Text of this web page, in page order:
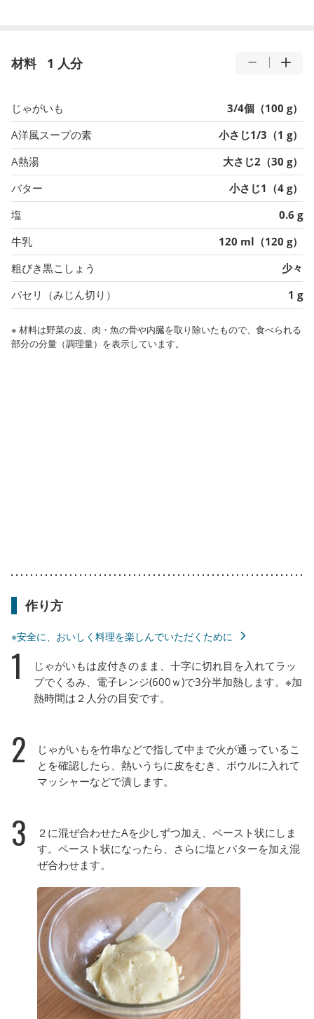
材料 1 人分
じゃがいも
3/4個（100 g）
A洋風スープの素
小さじ1/3（1 g）
A熱湯
大さじ2（30 g）
バター
小さじ1（4 g）
塩
0.6 g
牛乳
120 ml（120 g）
粗びき黒こしょう
少々
パセリ（みじん切り）
1 g
※ 材料は野菜の皮、肉・魚の骨や内臓を取り除いたもので、食べられる
部分の分量（調理量）を表示しています。
作り方
※安全に、おいしく料理を楽しんでいただくために
1
じゃがいもは皮付きのまま、十字に切れ目を入れてラッ
プでくるみ、電子レンジ(600ｗ)で3分半加熱します。※加
熱時間は２人分の目安です。
2
じゃがいもを竹串などで指して中まで火が通っているこ
とを確認したら、熱いうちに皮をむき、ボウルに入れて
マッシャーなどで潰します。
3
２に混ぜ合わせたAを少しずつ加え、ペースト状にしま
す。ペースト状になったら、さらに塩とバターを加え混
ぜ合わせます。